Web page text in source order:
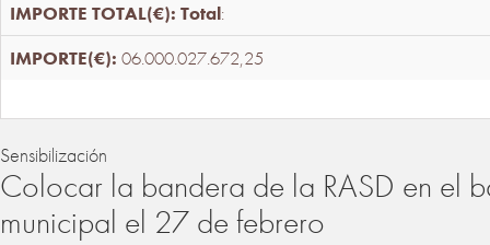
Total:
06.000.027.672,25
Sensibilización
Colocar la bandera de la RASD en el
municipal el 27 de febrero